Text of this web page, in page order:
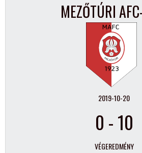
MEZŐTÚRI
2019-10-20
0 -10
VÉGEREDMÉNY